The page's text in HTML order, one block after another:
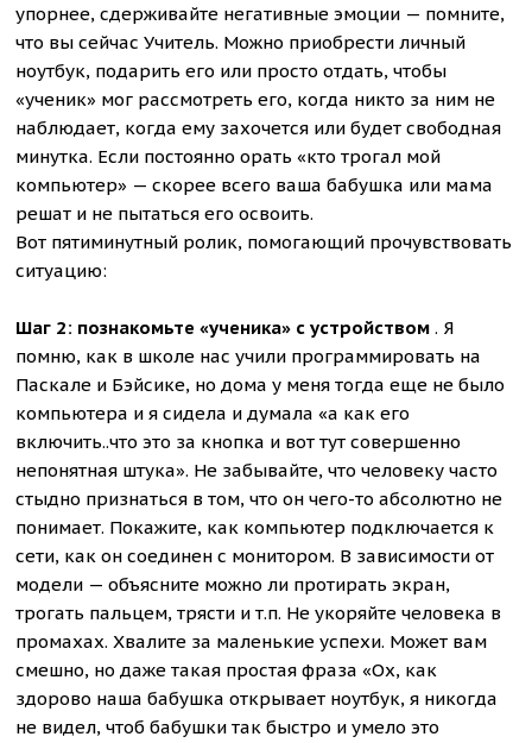
упорнее, сдерживайте негативные эмоции — помните,
что вы сейчас Учитель. Можно приобрести личный
ноутбук, подарить его или просто отдать, чтобы
«ученик» мог рассмотреть его, когда никто за ним не
наблюдает, когда ему захочется или будет свободная
минутка. Если постоянно орать «кто трогал мой
компьютер» — скорее всего ваша бабушка или мама
решат и не пытаться его освоить.
Вот пятиминутный ролик, помогающий прочувствовать
ситуацию:
Шаг 2: познакомьте «ученика» с устройством. Я
помню, как в школе нас учили программировать на
Паскале и Бэйсике, но дома у меня тогда еще не было
компьютера и я сидела и думала «а как его
включить..что это за кнопка и вот тут совершенно
непонятная штука». Не забывайте, что человеку часто
стыдно признаться в том, что он чего-то абсолютно не
понимает. Покажите, как компьютер подключается к
сети, как он соединен с монитором. В зависимости от
модели — объясните можно ли протирать экран,
трогать пальцем, трясти и т.п. Не укоряйте человека в
промахах. Хвалите за маленькие успехи. Может вам
смешно, но даже такая простая фраза «Ох, как
здорово наша бабушка открывает ноутбук, я никогда
не видел, чтоб бабушки так быстро и умело это